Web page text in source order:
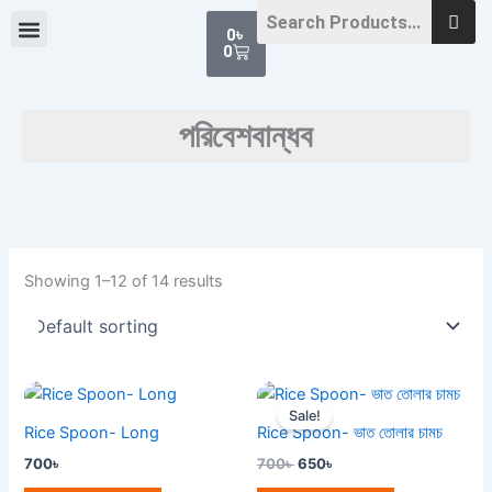
0৳
0
Cart
পরিবেশবান্ধব
Showing 1–12 of 14 results
Rice Spoon- Long
700৳
Sale!
Rice Spoon- ভাত তোলার চামচ
700৳
Original
price
was:
700৳ .
650৳
Current
price
is:
650৳ .